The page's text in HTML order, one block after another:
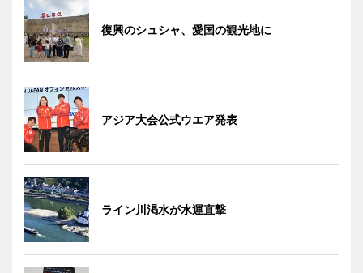
復興のシュシャ、愛国の観光地に
アジア大会公式ウエア発表
ライン川渇水が水運直撃